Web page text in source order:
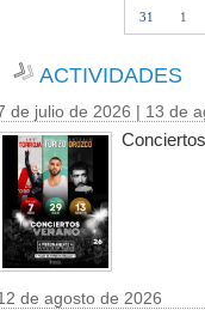
31
1
ACTIVIDADES
de julio de 2026 | 13 de
de agosto de 2026